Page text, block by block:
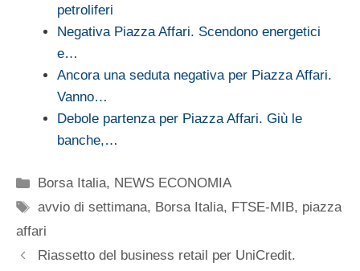
petroliferi
Negativa Piazza Affari. Scendono energetici
e…
Ancora una seduta negativa per Piazza Affari.
Vanno…
Debole partenza per Piazza Affari. Giù le
banche,…
Categorie
Borsa Italia, NEWS ECONOMIA
Tag
avvio di settimana, Borsa Italia, FTSE-MIB, piazza
affari
Riassetto del business retail per UniCredit.